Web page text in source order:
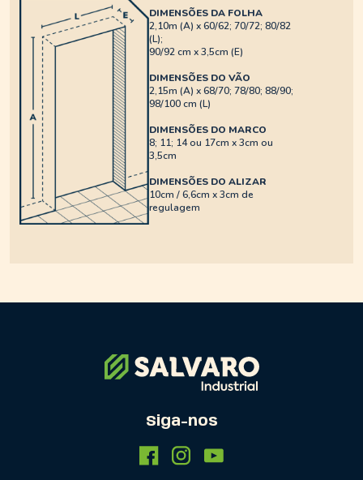
DIMENSÕES DA FOLHA
2,10m (A) x 60/62; 70/72; 80/82
(L);
90/92 cm x 3,5cm (E)
DIMENSÕES DO VÃO
2,15m (A) x 68/70; 78/80; 88/90;
98/100 cm (L)
DIMENSÕES DO MARCO
8; 11; 14 ou 17cm x 3cm ou
3,5cm
DIMENSÕES DO ALIZAR
10cm / 6,6cm x 3cm de
regulagem
Siga-nos